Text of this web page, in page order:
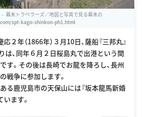
幕末トラベラーズ／地図と写真で見る幕末の
spt-kago-shinkon-ph1.html
２年（1866年）３月10日、薩船『三邦丸』
は、同年６月２日桜島丸で出港という間
す。その後は長崎でお龍を降ろし、長州
戦争に参加します。
る鹿児島市の天保山には『坂本龍馬新婚
ます。